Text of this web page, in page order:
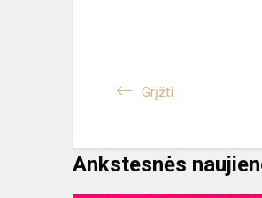
Grįžti
Ankstesnės